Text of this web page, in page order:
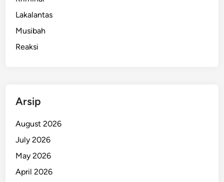
Lakalantas
Musibah
Reaksi
Arsip
August 2026
July 2026
May 2026
April 2026